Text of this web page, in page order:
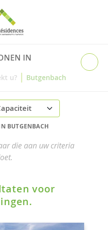
IN
u? | Butgenbach
BUTGENBACH
die aan uw criteria
voor